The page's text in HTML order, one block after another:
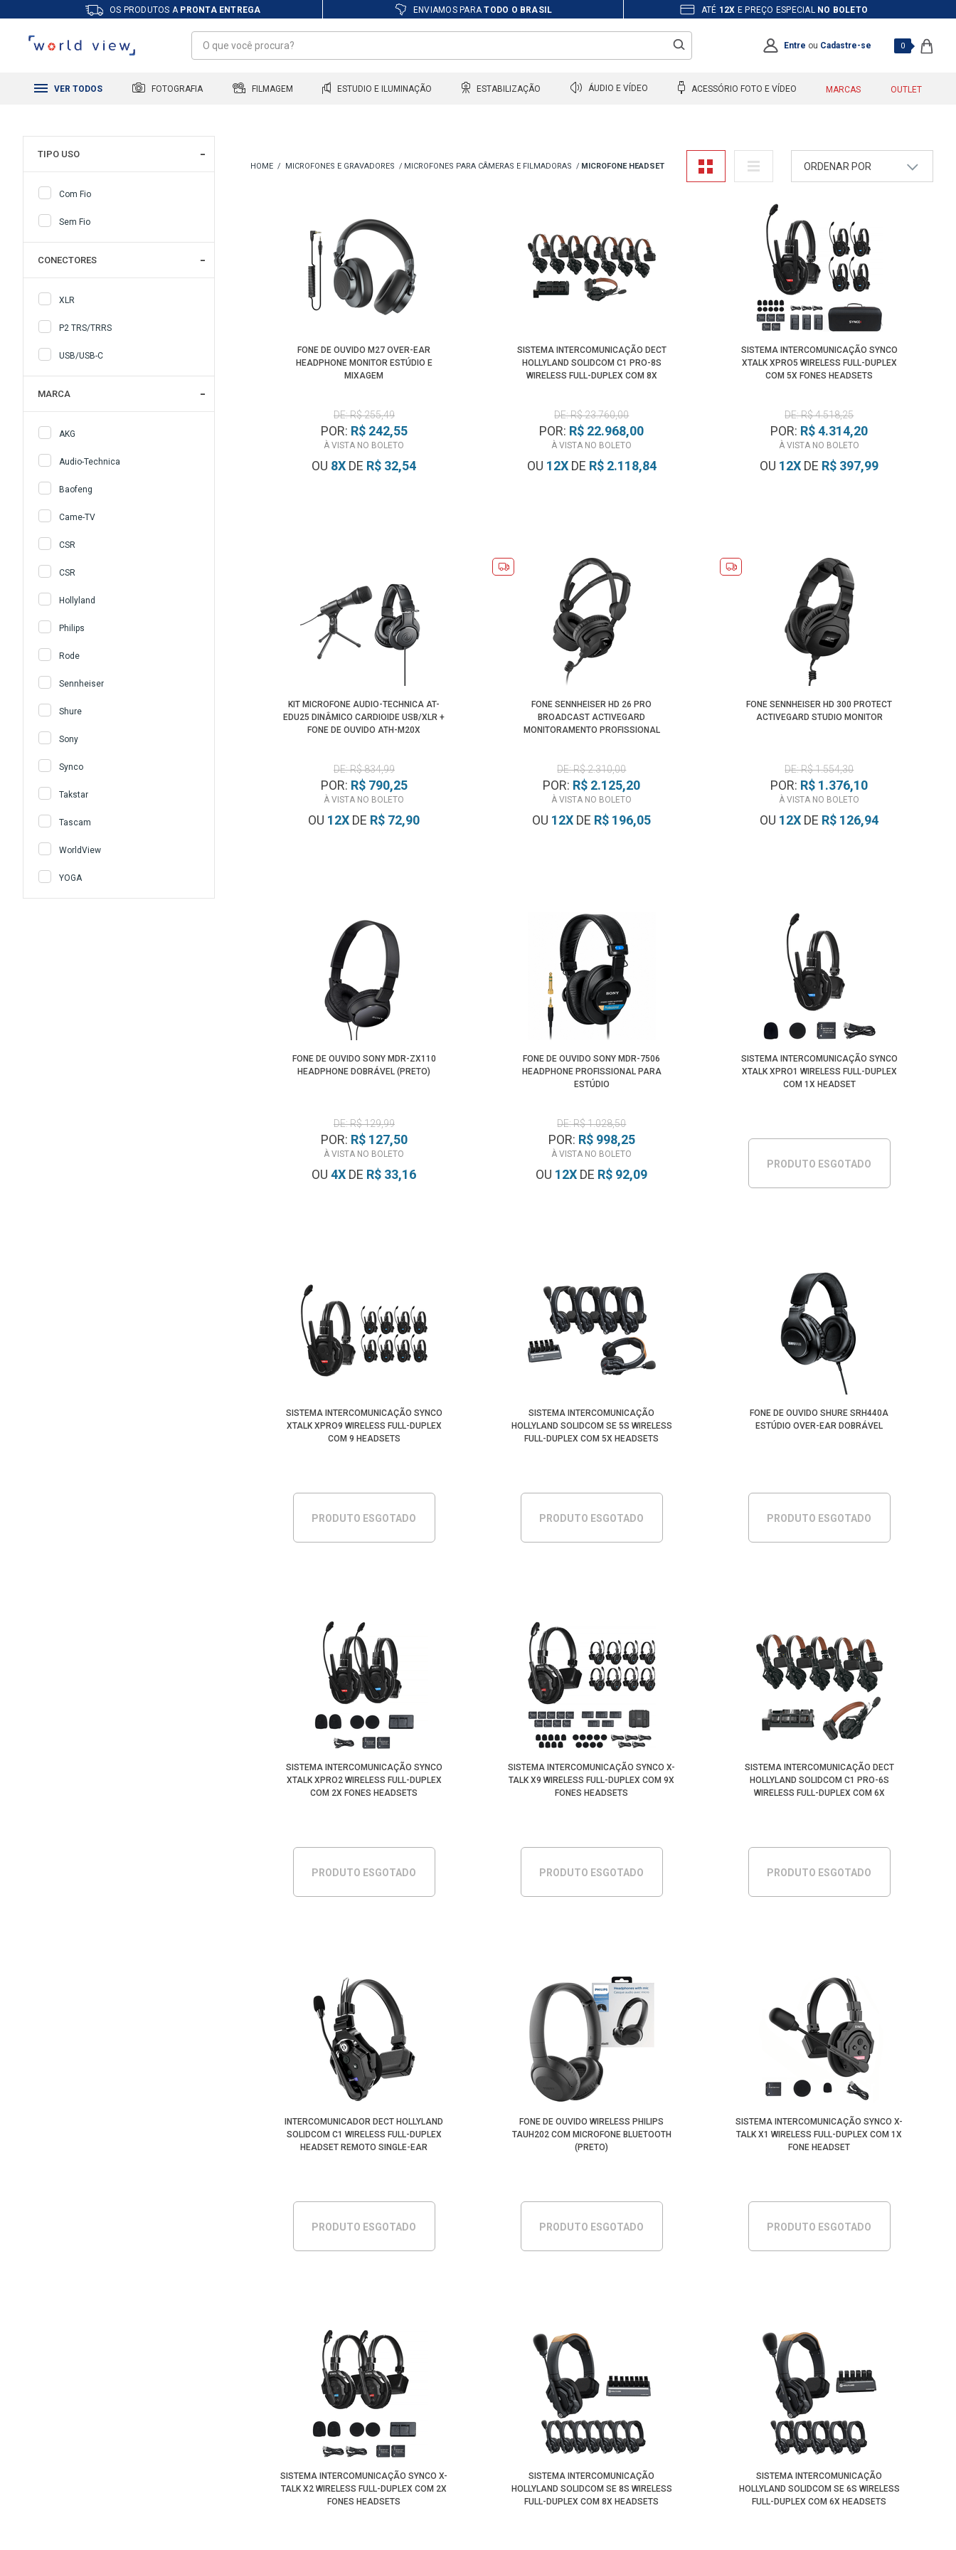
OS PRODUTOS A PRONTA ENTREGA ENVIAMOS PARATODO O BRASIL ATÉ 12X E PREÇO ESPECIAL NO BOLETO
Entre ou Cadastre-se 0
VER TODOS FOTOGRAFIA FILMAGEM ESTUDIO E ILUMINAÇÃO ESTABILIZAÇÃO ÁUDIO E VÍDEO ACESSÓRIO FOTO E VÍDEO MARCAS OUTLET
TIPO USO
Com Fio
Sem Fio
CONECTORES
XLR
P2 TRS/TRRS
USB/USB-C
MARCA
AKG
Audio-Technica
Baofeng
Came-TV
CSR
CSR
Hollyland
Philips
Rode
Sennheiser
Shure
Sony
Synco
Takstar
Tascam
WorldView
YOGA
MICROFONES E GRAVADORES MICROFONES PARA CÂMERAS E FILMADORAS MICROFONE HEADSET ORDENAR POR
Z - A
Mais Vendidos
Maior Preço
Menor Preço
FONE DE OUVIDO M27 OVER-EAR
HEADPHONE MONITOR ESTÚDIO E
MIXAGEM
DE: R$ 255,49
POR: R$ 242,55
À VISTA NO BOLETO
OU 8X DE R$ 32,54
SISTEMA INTERCOMUNICAÇÃO DECT
HOLLYLAND SOLIDCOM C1 PRO-8S
WIRELESS FULL-DUPLEX COM 8X
DE: R$ 23.760,00
POR: R$ 22.968,00
À VISTA NO BOLETO
OU 12XDE R$ 2.118,84
SISTEMA INTERCOMUNICAÇÃO SYNCO
XTALK XPRO5 WIRELESS FULL-DUPLEX
COM 5X FONES HEADSETS
DE: R$ 4.518,25
POR: R$ 4.314,20
À VISTA NO BOLETO
OU 12X DE R$ 397,99
KIT MICROFONE AUDIO-TECHNICA AT-
EDU25 DINÂMICO CARDIOIDE USB/XLR +
FONE DE OUVIDO ATH-M20X
DE: R$ 834,99
POR: R$ 790,25
À VISTA NO BOLETO
OU 12X DE R$ 72,90
FONE SENNHEISER HD 26 PRO
BROADCAST ACTIVEGARD
MONITORAMENTO PROFISSIONAL
DE: R$ 2.310,00
POR: R$ 2.125,20
À VISTA NO BOLETO
OU 12X DE R$ 196,05
FONE SENNHEISER HD 300 PROTECT
ACTIVEGARD STUDIO MONITOR
DE: R$ 1.554,30
POR: R$ 1.376,10
À VISTA NO BOLETO
OU 12X DE R$ 126,94
FONE DE OUVIDO SONY MDR-ZX110
HEADPHONE DOBRÁVEL (PRETO)
DE: R$ 129,99
POR: R$ 127,50
À VISTA NO BOLETO
OU4X DE R$ 33,16
FONE DE OUVIDO SONY MDR-7506
HEADPHONE PROFISSIONAL PARA
ESTÚDIO
DE: R$ 1.028,50
POR: R$ 998,25
À VISTA NO BOLETO
OU 12X DE R$ 92,09
SISTEMA INTERCOMUNICAÇÃO SYNCO
XTALK XPRO1 WIRELESS FULL-DUPLEX
COM 1X HEADSET
PRODUTO ESGOTADO
SISTEMA INTERCOMUNICAÇÃO SYNCO
XTALK XPRO9 WIRELESS FULL-DUPLEX
COM 9 HEADSETS
PRODUTO ESGOTADO
SISTEMA INTERCOMUNICAÇÃO
HOLLYLAND SOLIDCOM SE 5S WIRELESS
FULL-DUPLEX COM 5X HEADSETS
PRODUTO ESGOTADO
FONE DE OUVIDO SHURE SRH440A
ESTÚDIO OVER-EAR DOBRÁVEL
PRODUTO ESGOTADO
SISTEMA INTERCOMUNICAÇÃO SYNCO
XTALK XPRO2 WIRELESS FULL-DUPLEX
COM 2X FONES HEADSETS
PRODUTO ESGOTADO
SISTEMA INTERCOMUNICAÇÃO SYNCO X-
TALK X9 WIRELESS FULL-DUPLEX COM 9X
FONES HEADSETS
PRODUTO ESGOTADO
SISTEMA INTERCOMUNICAÇÃO DECT
HOLLYLAND SOLIDCOM C1 PRO-6S
WIRELESS FULL-DUPLEX COM 6X
PRODUTO ESGOTADO
INTERCOMUNICADOR DECT HOLLYLAND
SOLIDCOM C1 WIRELESS FULL-DUPLEX
HEADSET REMOTO SINGLE-EAR
PRODUTO ESGOTADO
FONE DE OUVIDO WIRELESS PHILIPS
TAUH202 COM MICROFONE BLUETOOTH
(PRETO)
PRODUTO ESGOTADO
SISTEMA INTERCOMUNICAÇÃO SYNCO X-
TALK X1 WIRELESS FULL-DUPLEX COM 1X
FONE HEADSET
PRODUTO ESGOTADO
SISTEMA INTERCOMUNICAÇÃO SYNCO X-
TALK X2 WIRELESS FULL-DUPLEX COM 2X
FONES HEADSETS
SISTEMA INTERCOMUNICAÇÃO
HOLLYLAND SOLIDCOM SE 8S WIRELESS
FULL-DUPLEX COM 8X HEADSETS
SISTEMA INTERCOMUNICAÇÃO
HOLLYLAND SOLIDCOM SE 6S WIRELESS
FULL-DUPLEX COM 6X HEADSETS